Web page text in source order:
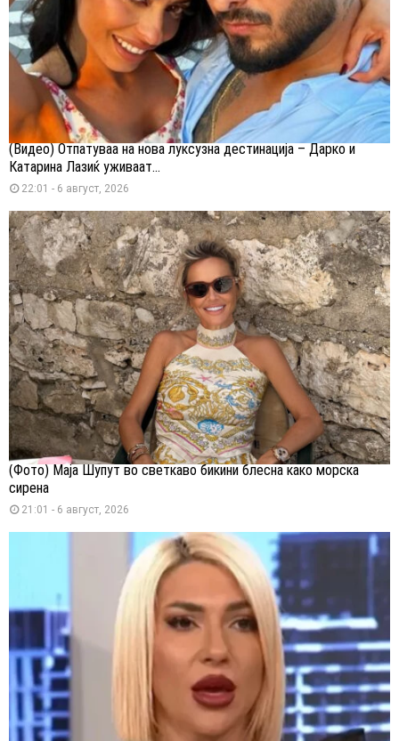
(Видео) Отпатуваа на нова луксузна дестинација – Дарко и
Катарина Лазиќ уживаат...
22:01 - 6 август, 2026
(Фото) Маја Шупут во светкаво бикини блесна како морска
сирена
21:01 - 6 август, 2026